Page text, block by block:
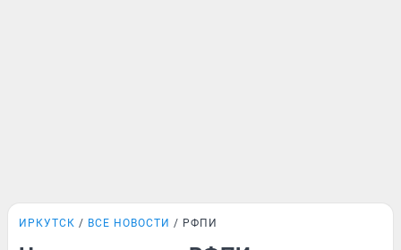
ИРКУТСК ВСЕ НОВОСТИ РФПИ